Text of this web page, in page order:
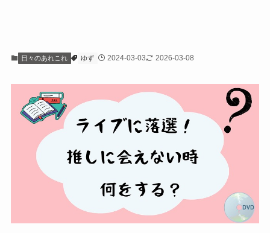
日々のあれこれ ゆず 2024-03-03 2026-03-08